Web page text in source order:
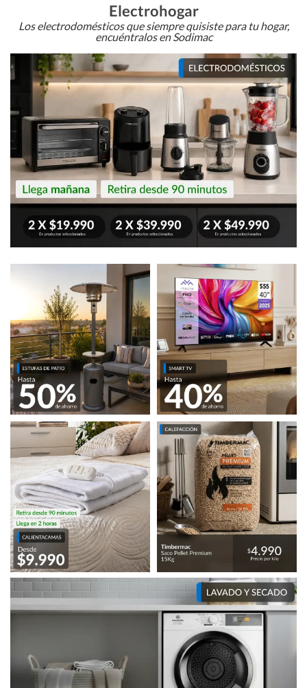
Electrohogar
Los electrodomésticos que siempre quisiste para tu hogar,
encuéntralos en Sodimac